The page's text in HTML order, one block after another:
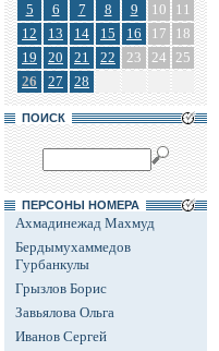
5
6 7 8 9 10
11
12
13 14 15 16 17
18
19
20 21 22 23 24 25
26
27 28
ПОИСК
ПЕРСОНЫ НОМЕРА
Ахмадинежад Махмуд
Бердымухаммедов
Гурбанкулы
Грызлов Борис
Завьялова Ольга
Иванов Сергей